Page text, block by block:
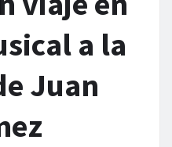
a la
Juan